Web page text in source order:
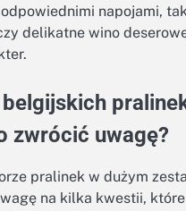
napojami,
delikatne wino
zwrócić uwagę?
pralinek w dużym
na kilka kwestii,